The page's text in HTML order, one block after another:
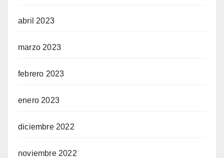
abril 2023
marzo 2023
febrero 2023
enero 2023
diciembre 2022
noviembre 2022